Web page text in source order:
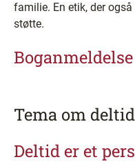
familie. En etik, der
støtte.
Boganmeldelse
Tema om deltid
Deltid er et